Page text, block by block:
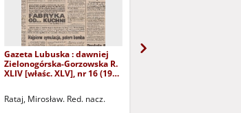
Gazeta Lubuska : dawniej
Zielonogórska-Gorzowska R.
XLIV [właśc. XLV], nr 16 (19
Rataj, Mirosław. Red. nacz.